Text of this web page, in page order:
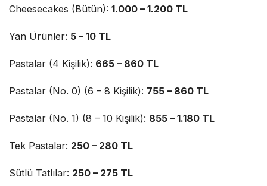
Cheesecakes (Bütün): 1.000 – 1.200 TL
Yan Ürünler: 5 – 10 TL
Pastalar (4 Kişilik): 665 – 860 TL
Pastalar (No. 0) (6 – 8 Kişilik): 755 – 860 TL
Pastalar (No. 1) (8 – 10 Kişilik): 855 – 1.180 TL
Tek Pastalar: 250 – 280 TL
Sütlü Tatlılar: 250 – 275 TL